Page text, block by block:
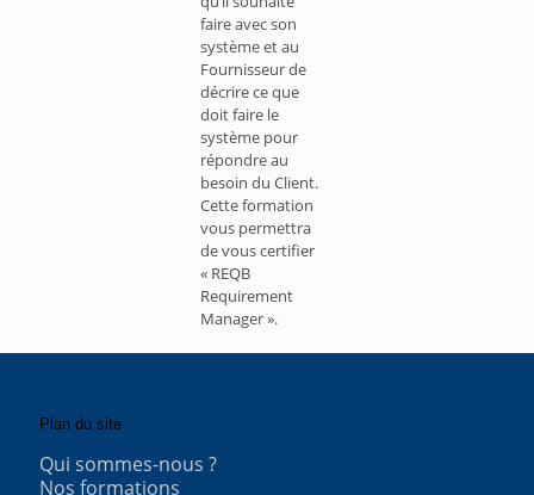
faire avec son
système et au
Fournisseur de
décrire ce que
doit faire le
système pour
répondre au
besoin du Client.
Cette formation
vous permettra
de vous certifier
« REQB
Requirement
Manager ».
Plan du site
Qui sommes-nous ?
Nos formations